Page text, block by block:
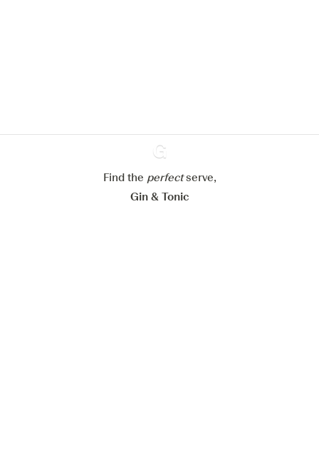
Ginventory
Find the perfectserve,
Gin & Tonic
Refuser tout Accepter tout